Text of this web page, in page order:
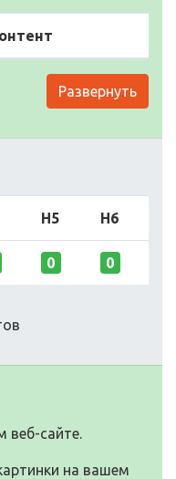
Развернуть
H5 H6
0 0
веб-сайте.
на вашем